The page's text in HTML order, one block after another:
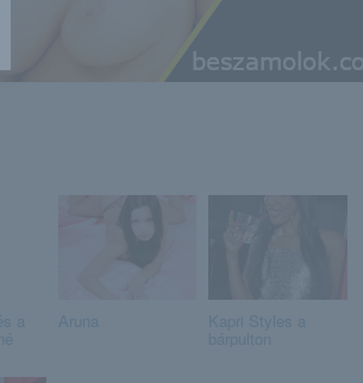
a Aruna Kapri Styles a
bárpulton